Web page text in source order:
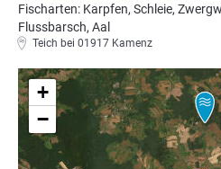
Fischarten: Karpfen, Schleie,
Flussbarsch, Aal
Teich bei 01917 Kamenz
+
−